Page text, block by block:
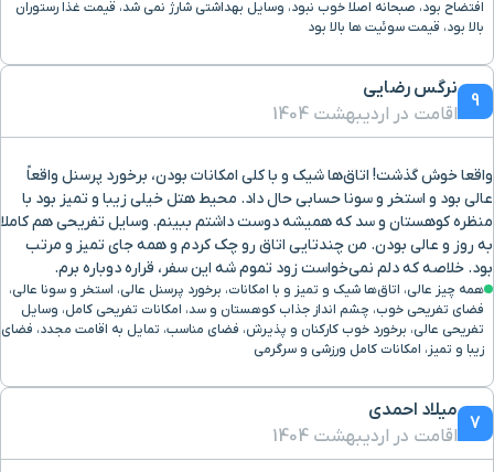
افتضاح بود، صبحانه اصلا خوب نبود، وسایل بهداشتی شارژ نمی شد، قیمت غذا رستوران
بالا بود، قیمت سوئیت ها بالا بود
9
نرگس رضایی
اقامت در اردیبهشت 1404
واقعا خوش گذشت! اتاق‌ها شیک و با کلی امکانات بودن، برخورد پرسنل واقعاً
عالی بود و استخر و سونا حسابی حال داد. محیط هتل خیلی زیبا و تمیز بود با
منظره کوهستان و سد که همیشه دوست داشتم ببینم. وسایل تفریحی هم کاملا
به روز و عالی بودن. من چندتایی اتاق رو چک کردم و همه جای تمیز و مرتب
بود. خلاصه که دلم نمی‌خواست زود تموم شه این سفر، قراره دوباره برم.
همه چیز عالی، اتاق‌ها شیک و تمیز و با امکانات، برخورد پرسنل عالی، استخر و سونا عالی،
فضای تفریحی خوب، چشم انداز جذاب کوهستان و سد، امکانات تفریحی کامل، وسایل
تفریحی عالی، برخورد خوب کارکنان و پذیرش، فضای مناسب، تمایل به اقامت مجدد، فضای
زیبا و تمیز، امکانات کامل ورزشی و سرگرمی
7
میلاد احمدی
اقامت در اردیبهشت 1404